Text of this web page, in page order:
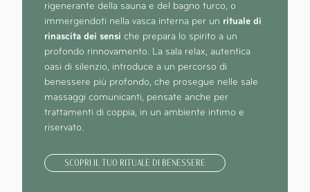
rigenerante della sauna e del bagno turco, o
immergendoti nella vasca interna per un rituale di
rinascita dei sensi che prepara lo spirito a un
profondo rinnovamento. La sala relax, autentica
oasi di silenzio, introduce a un percorso di
benessere più profondo, che prosegue nelle sale
massaggi comunicanti, pensate anche per
trattamenti di coppia, in un ambiente intimo e
riservato.
SCOPRI IL TUO RITUALE DI BENESSERE